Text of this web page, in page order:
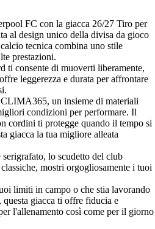
FC con la giacca 26/27 Tiro per
al design unico della divisa da gioco
tecnica combina uno stile
prestazioni.
ti consente di muoverti liberamente,
leggerezza e durata per affrontare
CLIMA365, un insieme di materiali
condizioni per performare. Il
cordini ti protegge quando il tempo si
giacca la tua migliore alleata
lo scudetto del club
mostri orgogliosamente i tuoi
limiti in campo o che stia lavorando
giacca ti offre fiducia e
l'allenamento così come per il giorno